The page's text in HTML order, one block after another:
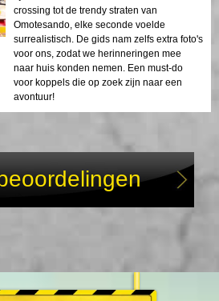
crossing tot de trendy straten van
Omotesando, elke seconde voelde
surrealistisch. De gids nam zelfs extra foto's
voor ons, zodat we herinneringen mee
naar huis konden nemen. Een must-do
voor koppels die op zoek zijn naar een
avontuur!